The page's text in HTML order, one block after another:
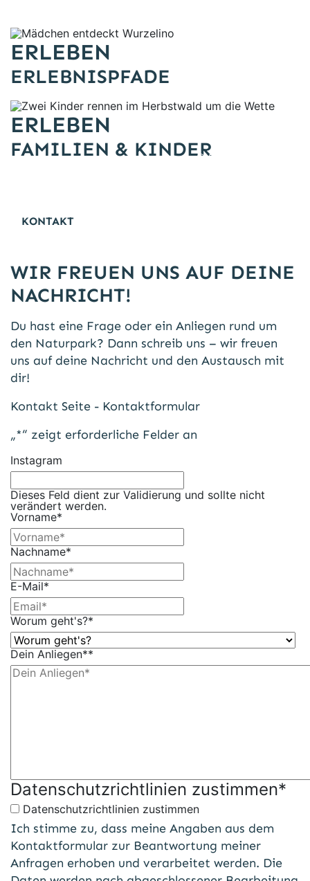
Mädchen entdeckt Wurzelino
ERLEBEN
ERLEBNISPFADE
Freiheitswerke/Wolf
Zwei Kinder rennen im Herbstwald um die Wette
ERLEBEN
FAMILIEN & KINDER
KONTAKT
WIR FREUEN UNS AUF DEINE
NACHRICHT!
Du hast eine Frage oder ein Anliegen rund um
den Naturpark? Dann schreib uns – wir freuen
uns auf deine Nachricht und den Austausch mit
dir!
Kontakt Seite - Kontaktformular
„*“ zeigt erforderliche Felder an
Instagram
Dieses Feld dient zur Validierung und sollte nicht
verändert werden.
Vorname*
Nachname*
E-Mail*
Worum geht's?*
Dein Anliegen**
Datenschutzrichtlinien zustimmen*
Datenschutzrichtlinien zustimmen
Ich stimme zu, dass meine Angaben aus dem
Kontaktformular zur Beantwortung meiner
Anfragen erhoben und verarbeitet werden. Die